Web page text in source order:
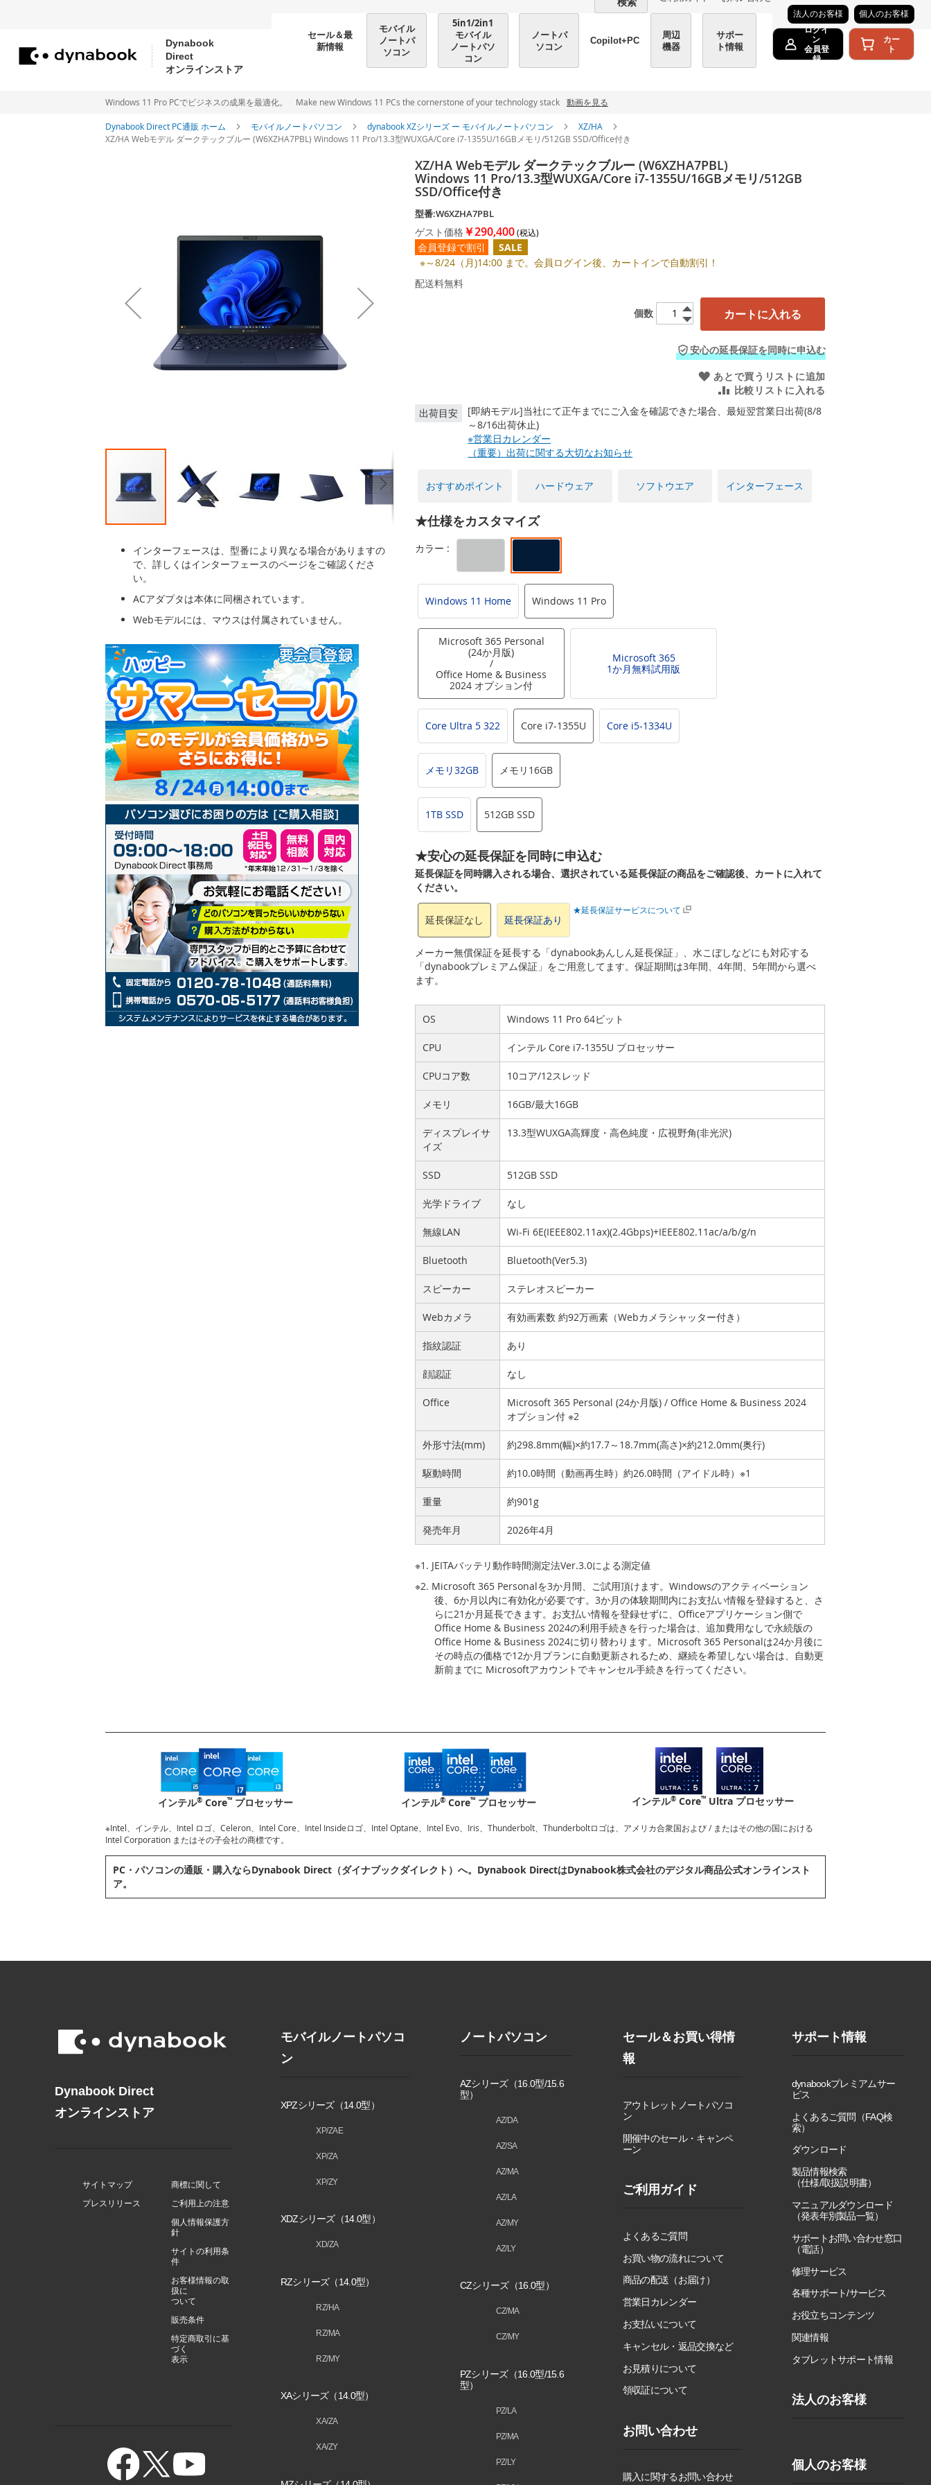
法人のお客様
個人のお客様
Dynabook
Direct
オンラインストア
コ
セール＆最
新情報
モバイル
ノートパ
ソコン
5in1/2in1
モバイル
ノートパソ
コン
ノートパ
ソコン
Copilot+PC
周辺
機器
サポー
ト情報
ログイ
ン
会員登
録
カー
ト
Windows 11 Pro PCでビジネスの成果を最適化。 Make new Windows 11 PCs the cornerstone of your technology stack 動画を見る
Dynabook Direct PC通販 ホーム モバイルノートパソコン dynabook XZシリーズ ー モバイルノートパソコン
XZ/HA
XZ/HA Webモデル ダークテックブルー (W6XZHA7PBL) Windows 11 Pro/13.3型WUXGA/Core i7-1355U/16GBメモリ/512GB SSD/Office付き
ー
の
最
初
に
移
動
す
る
XZ/HA Webモデル ダークテックブルー (W6XZHA7PBL)
Windows 11 Pro/13.3型WUXGA/Core i7-1355U/16GBメモリ/512GB
SSD/Office付き
型番:W6XZHA7PBL
ゲスト価格 ￥290,400
会員登録で割引
SALE
※～8/24（月)14:00 まで。会員ログイン後、カートインで自動割引！
配送料無料
個数 カートに入れる
安心の延長保証を同時に申込む
あとで買うリストに追加
比較リストに入れる
出荷目安
[即納モデル]当社にて正午までにご入金を確認できた場合、最短翌営業日出荷(8/8
～8/16出荷休止)
※営業日カレンダー
（重要）出荷に関する大切なお知らせ
おすすめポイント ハードウェア ソフトウエア インターフェース
★仕様をカスタマイズ
Windows 11 Home Windows 11 Pro
Microsoft 365 Personal
(24か月版)
/
Office Home & Business
2024 オプション付
Microsoft 365
1か月無料試用版
Core Ultra 5 322 Core i7-1355U Core i5-1334U
メモリ32GB メモリ16GB
1TB SSD 512GB SSD
★安心の延長保証を同時に申込む
延長保証を同時購入される場合、選択されている延長保証の商品をご確認後、カートに入れて
ください。
延長保証なし 延長保証あり
★延長保証サービスについて
メーカー無償保証を延長する「dynabookあんしん延長保証」、水こぼしなどにも対応する
「dynabookプレミアム保証」をご用意してます。保証期間は3年間、4年間、5年間から選べ
ます。
OS Windows 11 Pro 64ビット
CPU インテル Core i7-1355U プロセッサー
CPUコア数 10コア/12スレッド
メモリ 16GB/最大16GB
ディスプレイサ
イズ
13.3型WUXGA高輝度・高色純度・広視野角(非光沢)
SSD 512GB SSD
光学ドライブ なし
無線LAN Wi-Fi 6E(IEEE802.11ax)(2.4Gbps)+IEEE802.11ac/a/b/g/n
Bluetooth Bluetooth(Ver5.3)
スピーカー ステレオスピーカー
Webカメラ 有効画素数 約92万画素（Webカメラシャッター付き）
指紋認証 あり
顔認証 なし
Office
Microsoft 365 Personal (24か月版) / Office Home & Business 2024
オプション付 ※2
外形寸法(mm) 約298.8mm(幅)×約17.7～18.7mm(高さ)×約212.0mm(奥行)
駆動時間 約10.0時間（動画再生時）約26.0時間（アイドル時）※1
重量 約901g
発売年月 2026年4月
※1. JEITAバッテリ動作時間測定法Ver.3.0による測定値
※2. Microsoft 365 Personalを3か月間、ご試用頂けます。Windowsのアクティベーション
後、6か月以内に有効化が必要です。3か月の体験期間内にお支払い情報を登録すると、さ
らに21か月延長できます。お支払い情報を登録せずに、Officeアプリケーション側で
Office Home & Business 2024の利用手続きを行った場合は、追加費用なしで永続版の
Office Home & Business 2024に切り替わります。Microsoft 365 Personalは24か月後に
その時点の価格で12か月プランに自動更新されるため、継続を希望しない場合は、自動更
新前までに Microsoftアカウントでキャンセル手続きを行ってください。
インターフェースは、型番により異なる場合がありますの
で、詳しくはインターフェースのページをご確認くださ
い。
ACアダプタは本体に同梱されています。
Webモデルには、マウスは付属されていません。
インテル®Core™プロセッサー インテル® Core™ プロセッサー インテル®Core™Ultra プロセッサー
※Intel、インテル、Intel ロゴ、Celeron、Intel Core、Intel Insideロゴ、Intel Optane、Intel Evo、Iris、Thunderbolt、Thunderboltロゴは、アメリカ合衆国および / またはその他の国における
Intel Corporation またはその子会社の商標です。
PC・パソコンの通販・購⼊ならDynabook Direct（ダイナブックダイレクト）へ。Dynabook DirectはDynabook株式会社のデジタル商品公式オンラインスト
ア。
Dynabook Direct
オンラインストア
サイトマップ
プレスリリース
商標に関して
ご利用上の注意
個人情報保護方
針
サイトの利用条
件
お客様情報の取
扱に
ついて
販売条件
特定商取引に基
づく
表示
モバイルノートパソコ
ン
XPZシリーズ（14.0型）
XP/ZAE
XP/ZA
XP/ZY
XDZシリーズ（14.0型）
XD/ZA
RZシリーズ（14.0型）
RZ/HA
RZ/MA
RZ/MY
XAシリーズ（14.0型）
XA/ZA
XA/ZY
ノートパソコン
AZシリーズ（16.0型/15.6
型）
AZ/DA
AZ/SA
AZ/MA
AZ/LA
AZ/MY
AZ/LY
CZシリーズ（16.0型）
CZ/MA
CZ/MY
PZシリーズ（16.0型/15.6
型）
PZ/LA
PZ/MA
PZ/LY
セール＆お買い得情
報
アウトレットノートパソコ
ン
開催中のセール・キャンペ
ーン
ご利用ガイド
よくあるご質問
お買い物の流れについて
商品の配送（お届け）
営業日カレンダー
お支払いについて
キャンセル・返品交換など
お見積りについて
領収証について
お問い合わせ
購入に関するお問い合わせ
サポート情報
dynabookプレミアムサー
ビス
よくあるご質問（FAQ検
索）
ダウンロード
製品情報検索
（仕様/取扱説明書）
マニュアルダウンロード
（発表年別製品一覧）
サポートお問い合わせ窓口
（電話）
修理サービス
各種サポート/サービス
お役立ちコンテンツ
関連情報
タブレットサポート情報
法人のお客様
個人のお客様